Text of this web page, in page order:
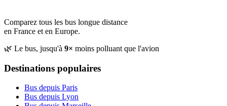
Comparez tous les bus longue distance
en France et en Europe.
🌿 Le bus, jusqu'à 9× moins polluant que l'avion
Destinations populaires
Bus depuis Paris
Bus depuis Lyon